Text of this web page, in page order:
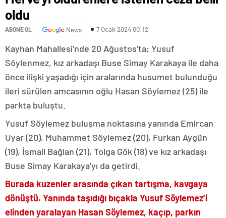
oldu
ABONE OL News 7 Ocak 2024 00:12
Kayhan Mahallesi’nde 20 Ağustos’ta; Yusuf
Söylenmez, kız arkadaşı Buse Simay Karakaya ile daha
önce ilişki yaşadığı için aralarında husumet bulunduğu
ileri sürülen amcasının oğlu Hasan Söylemez (25) ile
parkta buluştu.
Yusuf Söylemez buluşma noktasına yanında Emircan
Uyar (20), Muhammet Söylemez (20), Furkan Aygün
(19), İsmail Bağlan (21), Tolga Gök (18) ve kız arkadaşı
Buse Simay Karakaya’yı da getirdi.
Burada kuzenler arasında çıkan tartışma, kavgaya
dönüştü. Yanında taşıdığı bıçakla Yusuf Söylemez’i
elinden yaralayan Hasan Söylemez, kaçıp, parkın